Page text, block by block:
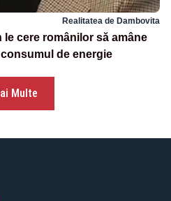
Realitatea de Dambovita
cere românilor să amâne
de energie
Multe